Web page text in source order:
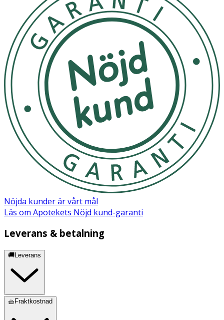
Nöjda kunder är vårt mål
Läs om Apotekets Nöjd kund-garanti
Leverans & betalning
🚚Leverans
🧺Fraktkostnad